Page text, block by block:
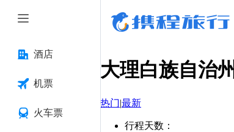
酒店
机票
火车票
大理白族自治州
热门|最新
行程天数 ：